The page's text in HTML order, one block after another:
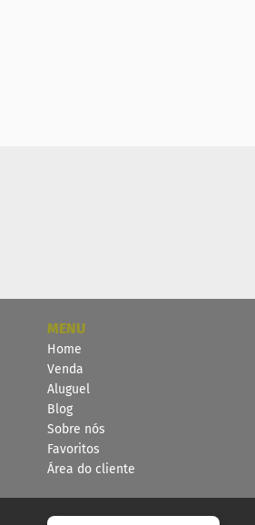
MENU
Home
Venda
Aluguel
Blog
Sobre nós
Favoritos
Área do cliente